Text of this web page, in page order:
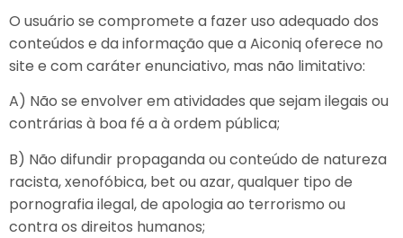
O usuário se compromete a fazer uso adequado dos
conteúdos e da informação que a Aiconiq oferece no
site e com caráter enunciativo, mas não limitativo:
A) Não se envolver em atividades que sejam ilegais ou
contrárias à boa fé a à ordem pública;
B) Não difundir propaganda ou conteúdo de natureza
racista, xenofóbica, bet ou azar, qualquer tipo de
pornografia ilegal, de apologia ao terrorismo ou
contra os direitos humanos;